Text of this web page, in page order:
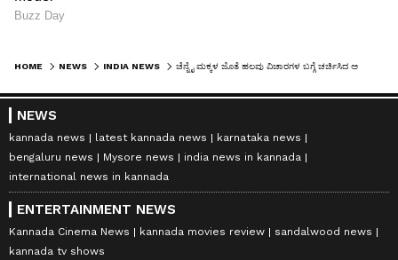
HOME NEWS INDIA NEWS
NEWS
kannada news latest kannada news
karnataka news
bengaluru news
Mysore news
india news in kannada
international news in kannada
ENTERTAINMENT NEWS
Kannada Cinema News kannada movies review
sandalwood news
kannada tv shows